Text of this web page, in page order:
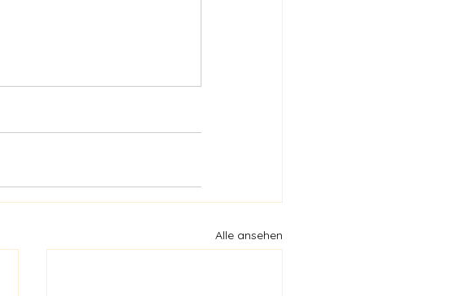
Alle ansehen